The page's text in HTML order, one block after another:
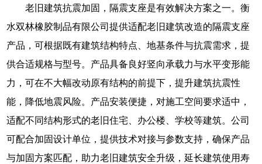
老旧建筑抗震加固，隔震支座是有效解决方案之一。衡
水双林橡胶制品有限公司提供适配老旧建筑改造的隔震支座
产品，可根据既有建筑结构特点、地基条件与抗震需求，提
供合适规格与型号。产品具备良好竖向承载力与水平变形能
力，可在不大幅改动原有结构的前提下，提升建筑抗震性
能，降低地震风险。产品安装便捷，对施工空间要求适中，
适配不同结构形式的老旧住宅、办公楼、学校等建筑。公司
可配合加固设计单位，提供技术对接与参数支持，确保产品
与加固方案匹配，助力老旧建筑安全升级，延长建筑使用寿